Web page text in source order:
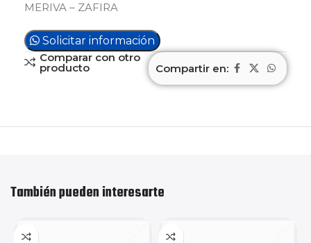
MERIVA – ZAFIRA
Solicitar información
Comparar con otro
producto Compartir en:
También pueden interesarte